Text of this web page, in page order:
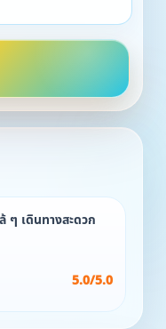
ๆ เดินทางสะดวก
5.0/5.0